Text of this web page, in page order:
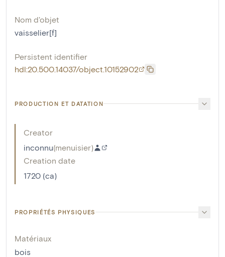
Nom d'objet
vaisselier[f]
Persistent identifier
hdl:20.500.14037/object.10152902
PRODUCTION ET DATATION
Creator
inconnu(menuisier)
Creation date
1720 (ca)
PROPRIÉTÉS PHYSIQUES
Matériaux
bois